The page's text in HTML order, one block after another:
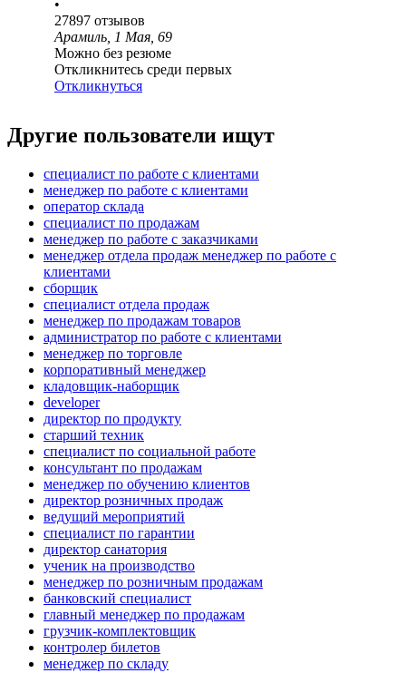
•
27897 отзывов
Арамиль, 1 Мая, 69
Можно без резюме
Откликнитесь среди первых
Откликнуться
Другие пользователи ищут
специалист по работе с клиентами
менеджер по работе с клиентами
оператор склада
специалист по продажам
менеджер по работе с заказчиками
менеджер отдела продаж менеджер по работе с
клиентами
сборщик
специалист отдела продаж
менеджер по продажам товаров
администратор по работе с клиентами
менеджер по торговле
корпоративный менеджер
кладовщик-наборщик
developer
директор по продукту
старший техник
специалист по социальной работе
консультант по продажам
менеджер по обучению клиентов
директор розничных продаж
ведущий мероприятий
специалист по гарантии
директор санатория
ученик на производство
менеджер по розничным продажам
банковский специалист
главный менеджер по продажам
грузчик-комплектовщик
контролер билетов
менеджер по складу